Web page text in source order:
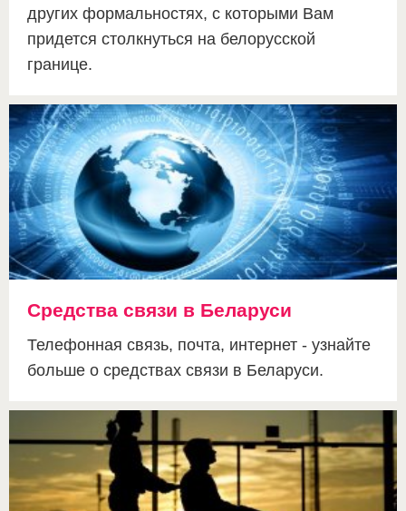
других формальностях, с которыми Вам
придется столкнуться на белорусской
границе.
Средства связи в Беларуси
Телефонная связь, почта, интернет - узнайте
больше о средствах связи в Беларуси.